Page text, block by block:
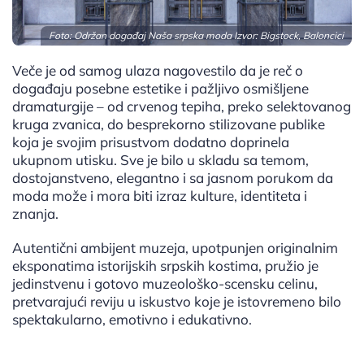
Foto: Održan događaj Naša srpska moda Izvor: Bigstock, Baloncici
Veče je od samog ulaza nagovestilo da je reč o
događaju posebne estetike i pažljivo osmišljene
dramaturgije – od crvenog tepiha, preko selektovanog
kruga zvanica, do besprekorno stilizovane publike
koja je svojim prisustvom dodatno doprinela
ukupnom utisku. Sve je bilo u skladu sa temom,
dostojanstveno, elegantno i sa jasnom porukom da
moda može i mora biti izraz kulture, identiteta i
znanja.
Autentični ambijent muzeja, upotpunjen originalnim
eksponatima istorijskih srpskih kostima, pružio je
jedinstvenu i gotovo muzeološko-scensku celinu,
pretvarajući reviju u iskustvo koje je istovremeno bilo
spektakularno, emotivno i edukativno.